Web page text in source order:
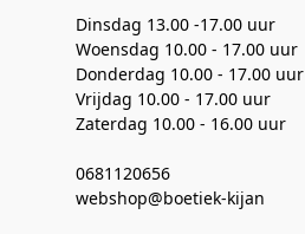
Dinsdag 13.00 -17.00 uur
Woensdag 10.00 - 17.00 uur
Donderdag 10.00 - 17.00 uur
Vrijdag 10.00 - 17.00 uur
Zaterdag 10.00 - 16.00 uur
0681120656
webshop@boetiek-kijan